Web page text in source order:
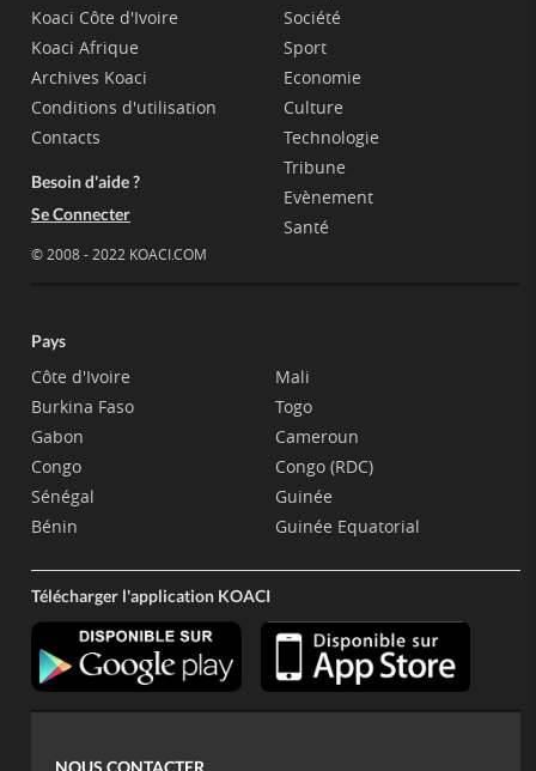
Koaci Côte d'Ivoire
Koaci Afrique
Archives Koaci
Conditions d'utilisation
Contacts
Besoin d'aide ?
Se Connecter
© 2008 - 2022 KOACI.COM
Société
Sport
Economie
Culture
Technologie
Tribune
Evènement
Santé
Pays
Côte d'Ivoire
Burkina Faso
Gabon
Congo
Sénégal
Bénin
Mali
Togo
Cameroun
Congo (RDC)
Guinée
Guinée Equatorial
Télécharger l'application KOACI